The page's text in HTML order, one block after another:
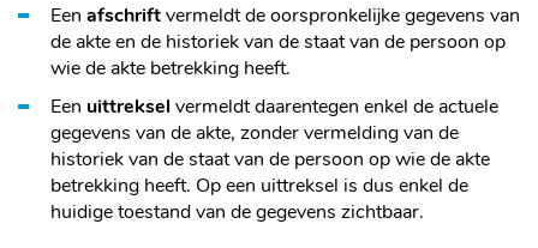
Een afschriftvermeldt de oorspronkelijke gegevens van
de akte en de historiek van de staat van de persoon op
wie de akte betrekking heeft.
Een uittreksel vermeldt daarentegen enkel de actuele
gegevens van de akte, zonder vermelding van de
historiek van de staat van de persoon op wie de akte
betrekking heeft. Op een uittreksel is dus enkel de
huidige toestand van de gegevens zichtbaar.